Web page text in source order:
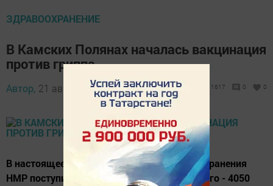
ЗДРАВООХРАНЕНИЕ
В Камских Полянах началась вакцинация
против гриппа
Автор, 21 августа 2017 - 05:32 1617 0 0
В настоящее время в учреждения здравоохранения
НМР поступила вакцина «СОВИГРИПП». Всего - 4050